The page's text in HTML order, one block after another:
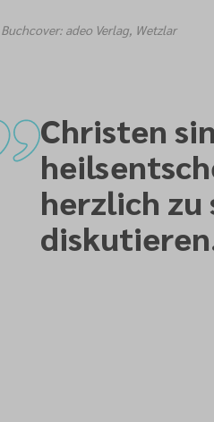
adeo Verlag, Wetzlar
Christen
herzlich